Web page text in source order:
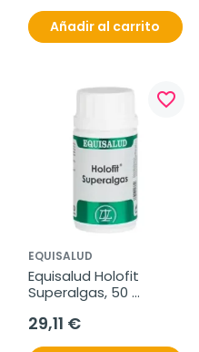
Añadir al carrito
favorite_border
EQUISALUD
Equisalud Holofit
Superalgas, 50
29,11 €